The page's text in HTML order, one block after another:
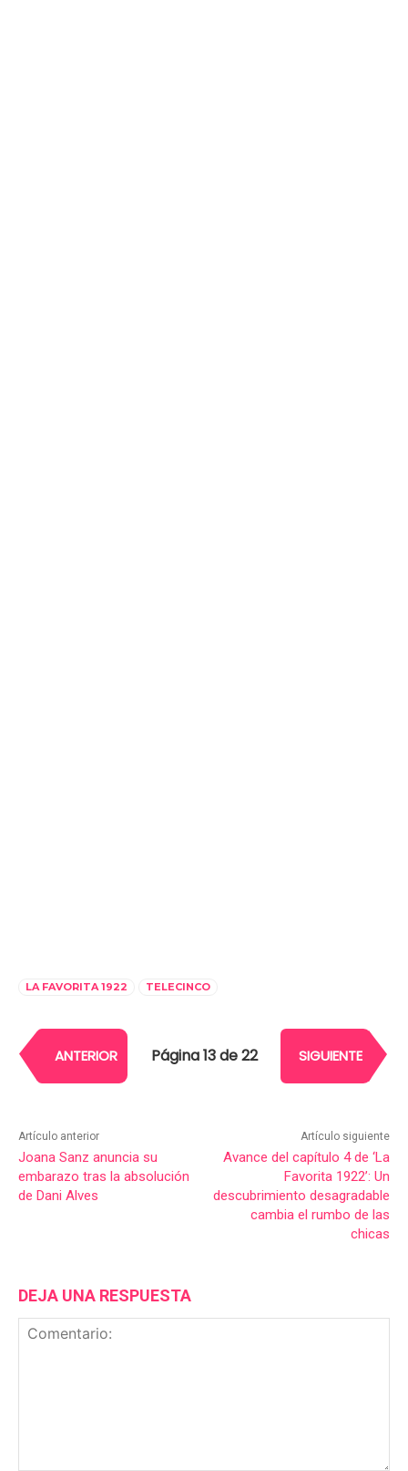
LA FAVORITA 1922 TELECINCO
ANTERIOR Página 13 de 22 SIGUIENTE
Artículo anterior
Joana Sanz anuncia su
embarazo tras la absolución
de Dani Alves
Artículo siguiente
Avance del capítulo 4 de ‘La
Favorita 1922’: Un
descubrimiento desagradable
cambia el rumbo de las
chicas
DEJA UNA RESPUESTA